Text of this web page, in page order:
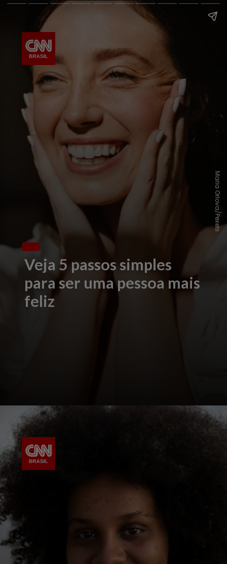
Veja 5 passos simples
para ser uma pessoa mais
feliz
Maria Orlova/Pexels